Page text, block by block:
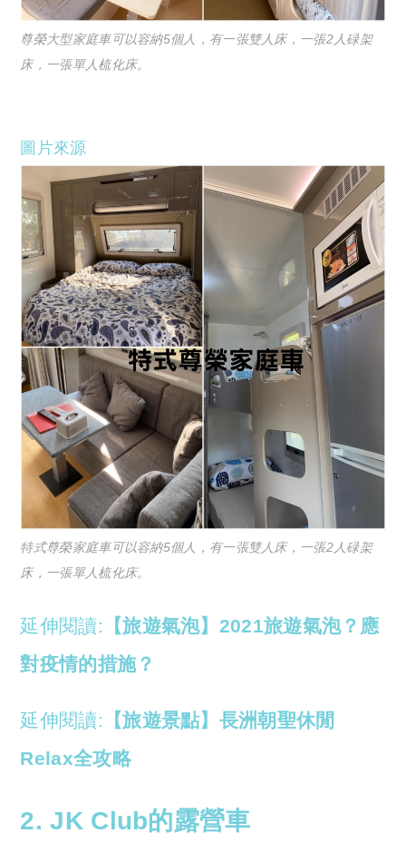
尊榮大型家庭車可以容納5個人，有一張雙人床，一張2人碌架
床，一張單人梳化床。
圖片來源
特式尊榮家庭車可以容納5個人，有一張雙人床，一張2人碌架
床，一張單人梳化床。
延伸閱讀: 【旅遊氣泡】2021旅遊氣泡？應
對疫情的措施？
延伸閱讀: 【旅遊景點】長洲朝聖休閒
Relax全攻略
2. JK Club的露營車